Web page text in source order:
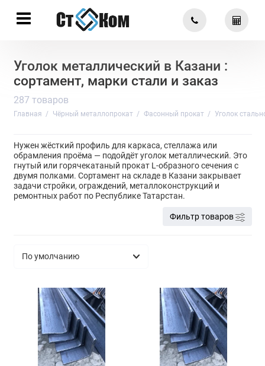
Уголок металлический в Казани :
сортамент, марки стали и заказ
287 товаров
Главная Чёрный металлопрокат Фасонный прокат Уголок
Нужен жёсткий профиль для каркаса, стеллажа или
обрамления проёма — подойдёт уголок металлический. Это
гнутый или горячекатаный прокат L-образного сечения с
двумя полками. Сортамент на складе в Казани закрывает
задачи стройки, ограждений, металлоконструкций и
ремонтных работ по Республике Татарстан.
Фильтр товаров